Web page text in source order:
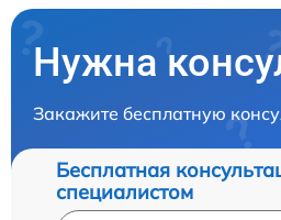
Нужна
Закажите бесплатную
Бесплатная
специалистом